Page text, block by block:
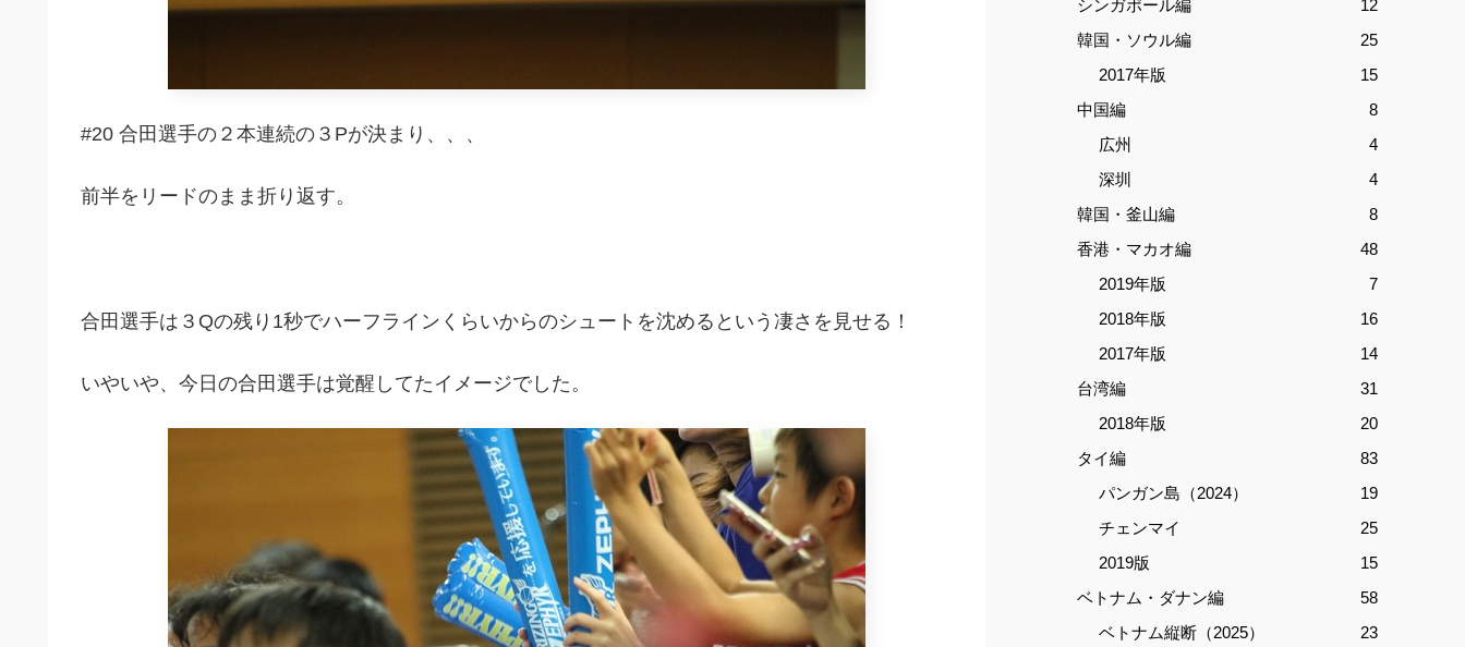
#20 合田選手の２本連続の３Pが決まり、、、
前半をリードのまま折り返す。
合田選手は３Qの残り1秒でハーフラインくらいからのシュートを沈めるという凄さを見せる！
いやいや、今日の合田選手は覚醒してたイメージでした。
シンガポール編
12
韓国・ソウル編
25
2017年版
15
中国編
8
広州
4
深圳
4
韓国・釜山編
8
香港・マカオ編
48
2019年版
7
2018年版
16
2017年版
14
台湾編
31
2018年版
20
タイ編
83
パンガン島（2024）
19
チェンマイ
25
2019版
15
ベトナム・ダナン編
58
ベトナム縦断（2025）
23